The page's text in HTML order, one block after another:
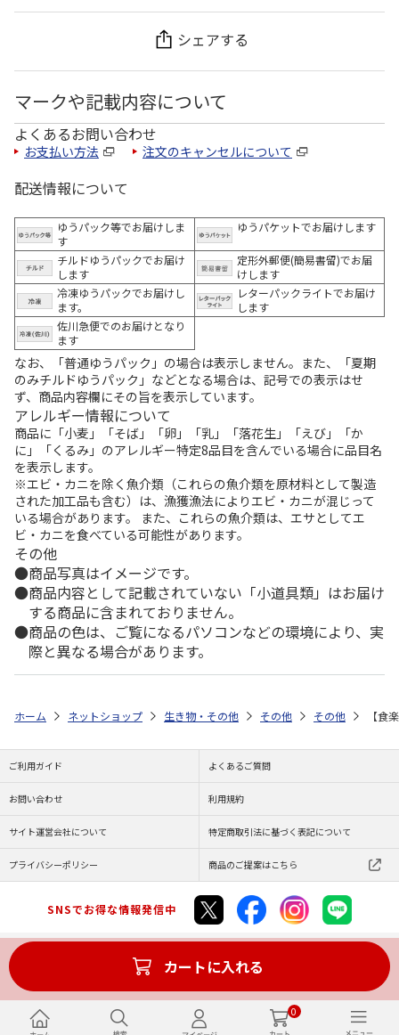
0
シェアする
マークや記載内容について
よくあるお問い合わせ
お支払い方法 注文のキャンセルについて
配送情報について
ゆうパック等でお届けしま
す
ゆうパケットでお届けします
チルドゆうパックでお届け
します
定形外郵便(簡易書留)でお届
けします
冷凍ゆうパックでお届けし
ます。
レターパックライトでお届け
します
佐川急便でのお届けとなり
ます
なお、「普通ゆうパック」の場合は表示しません。また、「夏期
のみチルドゆうパック」などとなる場合は、記号での表示はせ
ず、商品内容欄にその旨を表示しています。
アレルギー情報について
商品に「小麦」「そば」「卵」「乳」「落花生」「えび」「か
に」「くるみ」のアレルギー特定8品目を含んでいる場合に品目名
を表示します。
※エビ・カニを除く魚介類（これらの魚介類を原材料として製造
された加工品も含む）は、漁獲漁法によりエビ・カニが混じって
いる場合があります。 また、これらの魚介類は、エサとしてエ
ビ・カニを食べている可能性があります。
その他
商品写真はイメージです。
商品内容として記載されていない「小道具類」はお届け
する商品に含まれておりません。
商品の色は、ご覧になるパソコンなどの環境により、実
際と異なる場合があります。
カートに入れる
ホーム ネットショップ 生き物・その他 その他 その他 【食
ご利用ガイド よくあるご質問
お問い合わせ 利用規約
サイト運営会社について 特定商取引法に基づく表記について
プライバシーポリシー 商品のご提案はこちら
SNSでお得な情報発信中